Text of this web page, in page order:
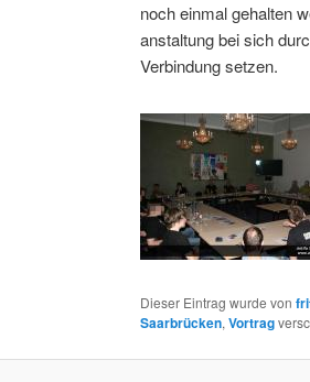
noch ein­mal gehal­ten
anstal­tung bei sich
Verbindung setzen.
Dieser Eintrag wurde von
Saarbrücken, Vortrag